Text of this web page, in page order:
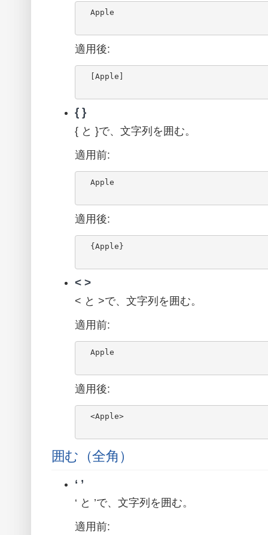
  Apple
適用後:
{ }
{ と }で、文字列を囲む。
適用前:
  Apple
適用後:
< >
< と >で、文字列を囲む。
適用前:
  Apple
適用後:
  <Apple>
囲む（全角）
‘ ’
‘ と ’で、文字列を囲む。
適用前: